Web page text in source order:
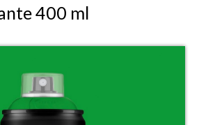
400 ml